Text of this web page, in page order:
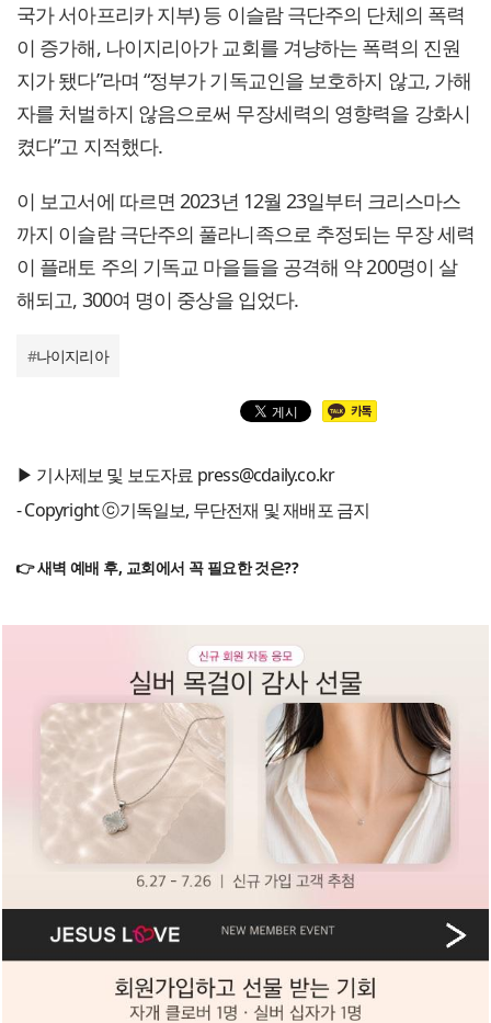
국가 서아프리카 지부) 등 이슬람 극단주의 단체의 폭력
이 증가해, 나이지리아가 교회를 겨냥하는 폭력의 진원
지가 됐다”라며 “정부가 기독교인을 보호하지 않고, 가해
자를 처벌하지 않음으로써 무장세력의 영향력을 강화시
켰다”고 지적했다.
이 보고서에 따르면 2023년 12월 23일부터 크리스마스
까지 이슬람 극단주의 풀라니족으로 추정되는 무장 세력
이 플래토 주의 기독교 마을들을 공격해 약 200명이 살
해되고, 300여 명이 중상을 입었다.
#나이지리아
▶ 기사제보 및 보도자료 press@cdaily.co.kr
- Copyright ⓒ기독일보, 무단전재 및 재배포 금지
👉 새벽 예배 후, 교회에서 꼭 필요한 것은??